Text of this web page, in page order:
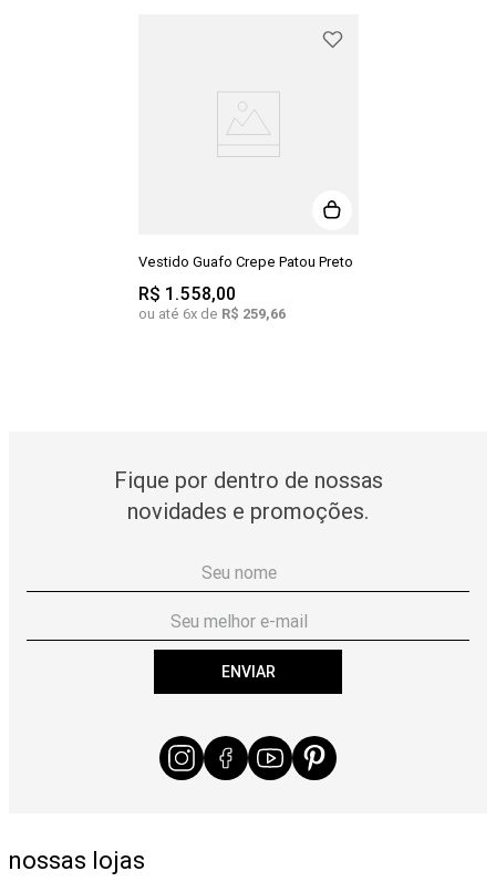
Vestido Guafo Crepe Patou Preto
R$ 1 .558,00
ou até 6x de R$ 259,66
Fique por dentro de nossas
novidades e promoções.
ENVIAR
nossas lojas